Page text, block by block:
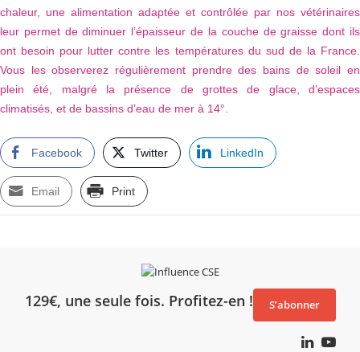
chaleur, une alimentation adaptée et contrôlée par nos vétérinaires
leur permet de diminuer l’épaisseur de la couche de graisse dont ils
ont besoin pour lutter contre les températures du sud de la France.
Vous les observerez régulièrement prendre des bains de soleil en
plein été, malgré la présence de grottes de glace, d’espaces
climatisés, et de bassins d’eau de mer à 14°.
Facebook Twitter LinkedIn
Email Print
129€, une seule fois. Profitez-en ! S’abonner